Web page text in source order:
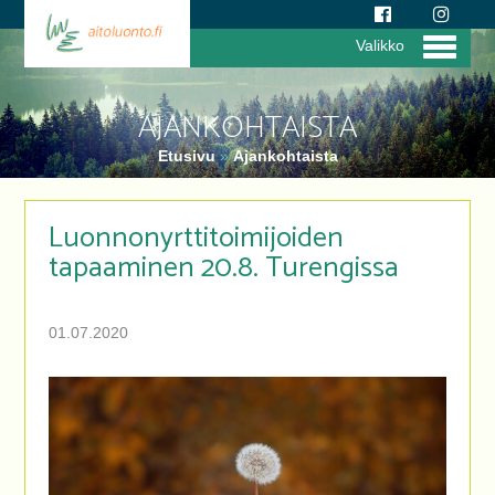
AJANKOHTAISTA
Etusivu»Ajankohtaista
Valikko
Luonnonyrttitoimijoiden
tapaaminen 20.8. Turengissa
01.07.2020